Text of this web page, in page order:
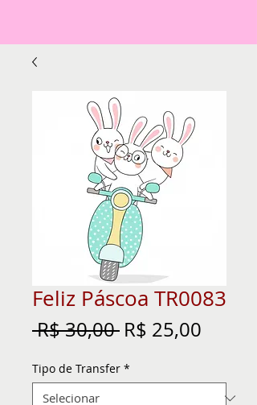
Feliz Páscoa TR0083
R$ 30,00 Preço
R$ 25,00
Tipo de Transfer *